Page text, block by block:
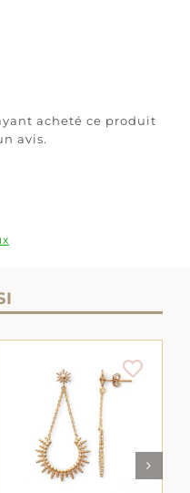
acheté ce produit
avis.
AJOUTER AU
PANIER